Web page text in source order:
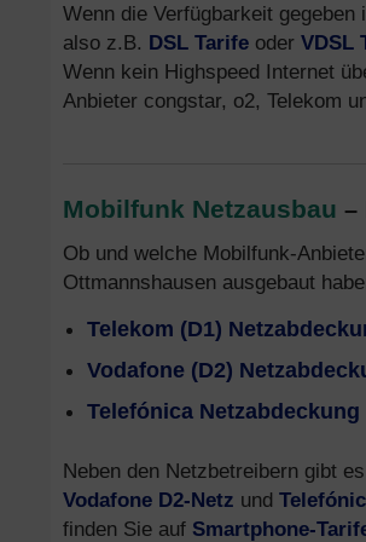
Wenn die Verfügbarkeit
also z.B. DSL Tarife oder VDSL
Wenn kein Highspeed Internet
Anbieter congstar, o2, Telekom
Mobilfunk Netzausbau –
Ob und welche Mobilfunk-
Ottmannshausen ausgebaut
Telekom (D1)
Vodafone (D2)
Telefónica Netzabdeckung
Neben den Netzbetreibern gibt
Vodafone D2-Netz und
finden Sie auf Smartphone-